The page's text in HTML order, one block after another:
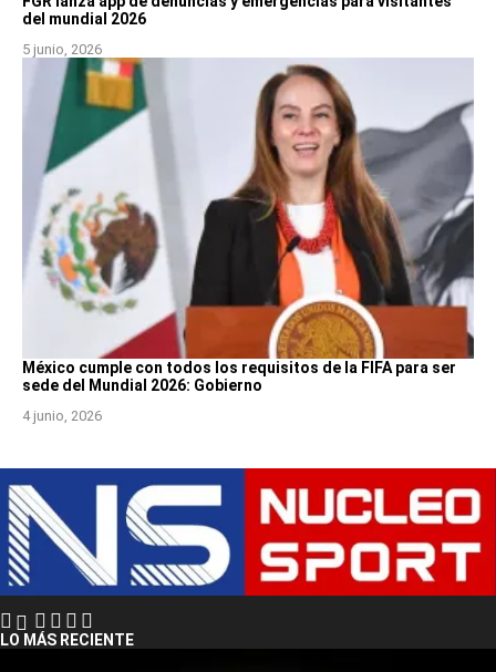
del mundial 2026
5 junio, 2026
México cumple con todos los requisitos de la FIFA para ser
sede del Mundial 2026: Gobierno
4 junio, 2026
LO MÁS RECIENTE